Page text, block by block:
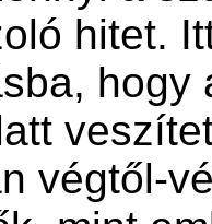
hitet.
hogy
végtől-